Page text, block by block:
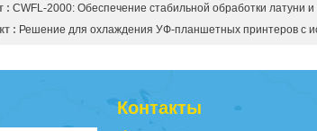
: CWFL-2000: Обеспечение стабильной обработки латуни
: Решение для охлаждения УФ-планшетных принтеров с
Контакты